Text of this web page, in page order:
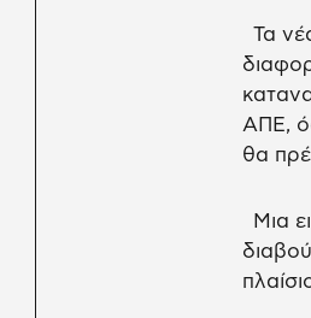
Τα
ΑΠΕ,
θα
Μια